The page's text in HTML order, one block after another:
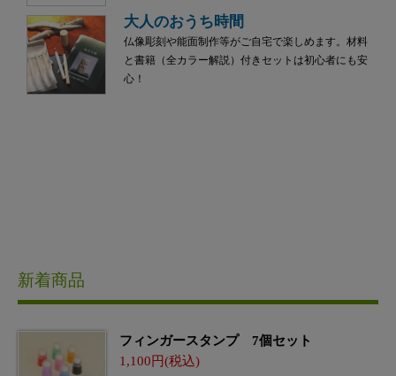
大人のおうち時間
仏像彫刻や能面制作等がご自宅で楽しめます。材料
と書籍（全カラー解説）付きセットは初心者にも安
心！
新着商品
フィンガースタンプ 7個セット
1,100